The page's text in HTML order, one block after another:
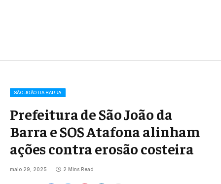
SÃO JOÃO DA BARRA
Prefeitura de São João da
Barra e SOS Atafona alinham
ações contra erosão costeira
maio 29, 2025 2 Mins Read